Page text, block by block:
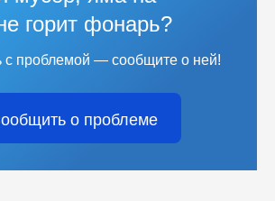
горит фонарь?
с проблемой — сообщите о ней!
о проблеме